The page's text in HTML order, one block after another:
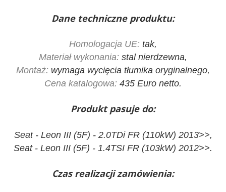
Dane techniczne produktu:
Homologacja UE: tak,
Materiał wykonania: stal nierdzewna,
Montaż: wymaga wycięcia tłumika oryginalnego,
Cena katalogowa: 435 Euro netto.
Produkt pasuje do:
Seat - Leon III (5F) - 2.0TDi FR (110kW) 2013>>,
Seat - Leon III (5F) - 1.4TSI FR (103kW) 2012>>.
Czas realizacji zamówienia: